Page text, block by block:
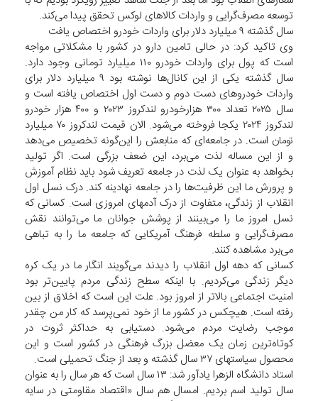
توسعه مصرف‌گرایی و واردات کالاهای لوکس تحقق پیدا می‌کند.
سال گذشته ۹ میلیارد دلار برای واردات خودرو اختصاص یافت
وی تاکید کرد: در حالی تامین دارو در کشور با مشکلاتی مواجه
است که پول برای واردات خودرو ۱۱۰ میلیارد تومانی وجود دارد.
سال گذشته یکی از این کانال‌ها نوشته بود ۹ میلیارد دلار برای
واردات خودروهای دست دوم و دست اول اختصاص یافته است و
سال ۲۰۲۵ تعداد ۳۰۰ هزارخودرو لندکروز ۲۰۲۳ و ۴۰۰ هزار خودرو
لندکروز ۲۰۲۴ یکجا فروخته می‌شود. الان قیمت لندکروز ۷۰ میلیارد
تومان است. در جامعه‌ای که منابعش را این‌گونه تخصیص می‌دهد
و از این مساله لذت می‌برد، این ضعف بزرگی است. اگر تولید
بخواهد به عنوان یک لذت در جامعه تعریف شود باید نظام آموزش
و پرورش ما این ظرفیت‌ها را در جامعه نهادینه کند. درک نسل اول
انقلاب از زندگی، متفاوت از درک آدمهای امروزی است. کسانی که
نسل امروز ما را می‌بینند از پوشش جوانان ما می‌توانند نقش
مصرف‌گرایی و سلطه فرهنگ آمریکایی که جامعه ما را به تباهی
می‌برد مشاهده کنند.
کسانی که دهه اول انقلاب را دیدند می‌گویند انگار ما در یک کره
دیگر زندگی می‌کردیم. با اینکه سطح زندگی مردم پایین‌تر بود
امنیت اجتماعی بالاتر از امروز بود. علت این است که اخلاق از بین
رفته است. هیچکس در کشور ما از خود نمی‌پرسد که کار من چقدر
موجب رضایت مردم می‌شود. دستیابی به حداکثر ثروت در
کوتاه‌ترین زمان یک معضل بزرگ فرهنگی در کشور است و این
محصول سیاستهای ۳۷ سال گذشته و بعد از جنگ تحمیلی است.
استاد دانشگاه الزهرا یادآور شد: ۱۳ سال است که هر سال را به عنوان
سال تولید اسم بردیم. امسال هم سال «اقتصاد مقاومتی در سایه